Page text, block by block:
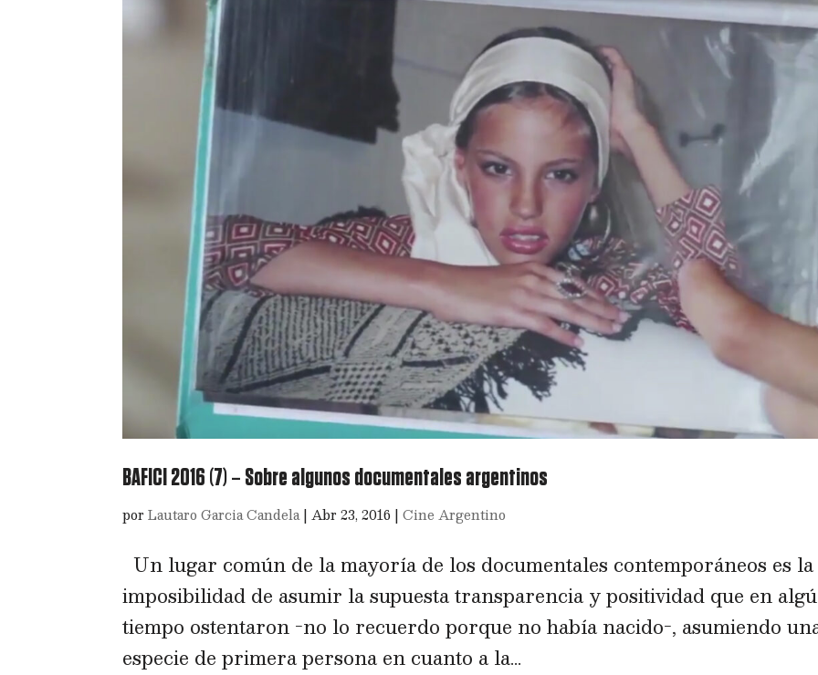
BAFICI 2016 (7) – Sobre algunos documentales argentinos
porLautaro Garcia Candela|Abr 23, 2016 |Cine Argentino
Un lugar común de la mayoría de los documentales contemporáneos es la
imposibilidad de asumir la supuesta transparencia y positividad que en
tiempo ostentaron -no lo recuerdo porque no había nacido-, asumiendo
especie de primera persona en cuanto a la...